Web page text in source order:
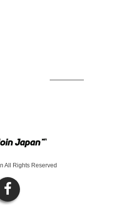
All Rights Reserved